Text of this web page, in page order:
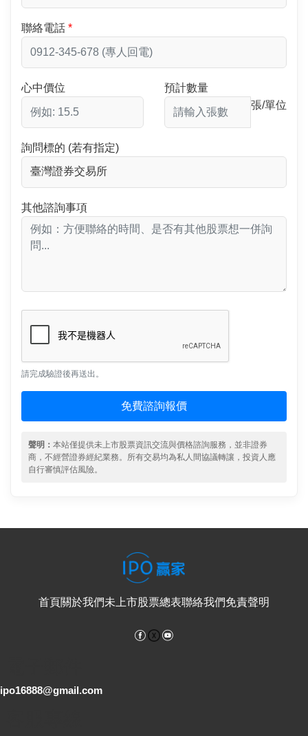
聯絡電話
心中價位
預計數量
張/單位
詢問標的 (若有指定)
其他諮詢事項
請完成驗證後再送出。
免費諮詢報價
聲明： 本站僅提供未上市股票資訊交流與價格諮詢服務，並非證券
商，不經營證券經紀業務。所有交易均為私人間協議轉讓，投資人應
自行審慎評估風險。
首頁關於我們未上市股票總表聯絡我們免責聲明
Facebook
ipo16888@gmail.com